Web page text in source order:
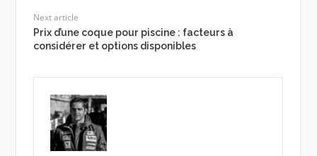
Next article
Prix d’une coque pour piscine : facteurs à
considérer et options disponibles